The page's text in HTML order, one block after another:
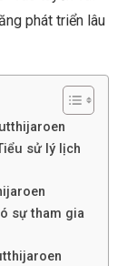
phát triển lâu
sử lý lịch
sự tham gia